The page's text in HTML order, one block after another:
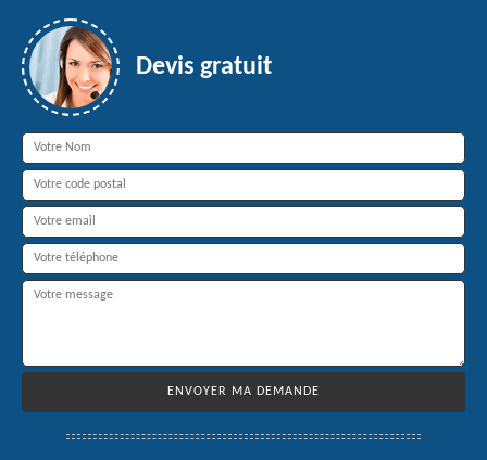
Devis gratuit